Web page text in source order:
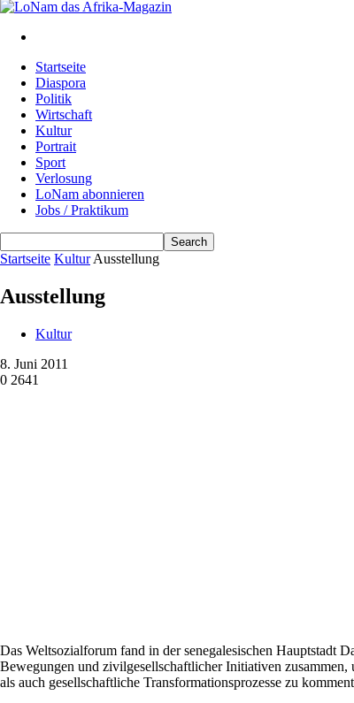
Startseite
Diaspora
Politik
Wirtschaft
Kultur
Portrait
Sport
Verlosung
LoNam abonnieren
Jobs / Praktikum
Startseite Kultur Ausstellung
Ausstellung
Kultur
8. Juni 2011
0 2641
Das Weltsozialforum fand in der senegalesischen Hauptstadt
Bewegungen und zivilgesellschaftlicher Initiativen zusammen,
als auch gesellschaftliche Transformationsprozesse zu